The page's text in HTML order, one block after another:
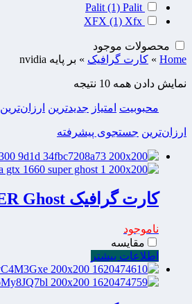
Palit (1) Palit
XFX (1) Xfx
محصولات موجود
Home
» کارت گرافیک » بر پایه nvidia
نمایش دادن همه 10 نتیجه
محبوبیت امتیاز جدیدترین ارزان‌ترین
ارزان‌ترین جستجوی پیشرفته
کارت گرافیک GAINWARD GeForce GTX 1660 SUPER Ghost
ناموجود
مقایسه
اطلاعات بیشتر